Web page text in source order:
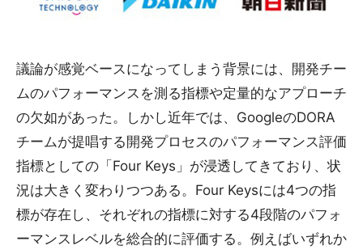
議論が感覚ベースになってしまう背景には、開発チー
ムのパフォーマンスを測る指標や定量的なアプローチ
の欠如があった。しかし近年では、GoogleのDORA
チームが提唱する開発プロセスのパフォーマンス評価
指標としての「Four Keys」が浸透してきており、状
況は大きく変わりつつある。Four Keysには4つの指
標が存在し、それぞれの指標に対する4段階のパフォ
ーマンスレベルを総合的に評価する。例えばいずれか